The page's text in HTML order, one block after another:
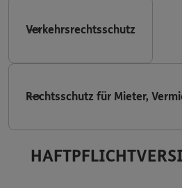
Verkehrsrechtsschutz
Rechtsschutz für Mieter,